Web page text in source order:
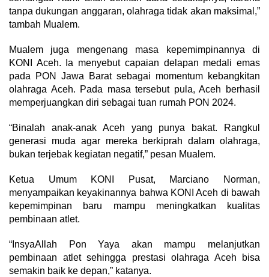
tanpa dukungan anggaran, olahraga tidak akan maksimal,”
tambah Mualem.
Mualem juga mengenang masa kepemimpinannya di
KONI Aceh. Ia menyebut capaian delapan medali emas
pada PON Jawa Barat sebagai momentum kebangkitan
olahraga Aceh. Pada masa tersebut pula, Aceh berhasil
memperjuangkan diri sebagai tuan rumah PON 2024.
“Binalah anak-anak Aceh yang punya bakat. Rangkul
generasi muda agar mereka berkiprah dalam olahraga,
bukan terjebak kegiatan negatif,” pesan Mualem.
Ketua Umum KONI Pusat, Marciano Norman,
menyampaikan keyakinannya bahwa KONI Aceh di bawah
kepemimpinan baru mampu meningkatkan kualitas
pembinaan atlet.
“InsyaAllah Pon Yaya akan mampu melanjutkan
pembinaan atlet sehingga prestasi olahraga Aceh bisa
semakin baik ke depan,” katanya.